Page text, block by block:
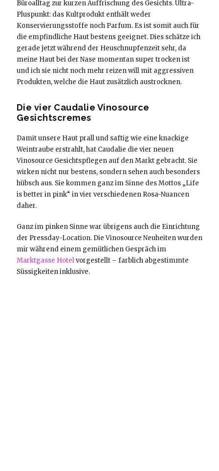
Büroalltag zur kurzen Auffrischung des Gesichts. Ultra-
Pluspunkt: das Kultprodukt enthält weder
Konservierungsstoffe noch Parfum. Es ist somit auch für
die empfindliche Haut bestens geeignet. Dies schätze ich
gerade jetzt während der Heuschnupfenzeit sehr, da
meine Haut bei der Nase momentan super trocken ist
und ich sie nicht noch mehr reizen will mit aggressiven
Produkten, welche die Haut zusätzlich austrocknen.
Die vier Caudalie Vinosource
Gesichtscremes
Damit unsere Haut prall und saftig wie eine knackige
Weintraube erstrahlt, hat Caudalie die vier neuen
Vinosource Gesichtspflegen auf den Markt gebracht. Sie
wirken nicht nur bestens, sondern sehen auch besonders
hübsch aus. Sie kommen ganz im Sinne des Mottos „Life
is better in pink“ in vier verschiedenen Rosa-Nuancen
daher.
Ganz im pinken Sinne war übrigens auch die Einrichtung
der Pressday-Location. Die Vinosource Neuheiten wurden
mir während einem gemütlichen Gespräch im
Marktgasse Hotelvorgestellt – farblich abgestimmte
Süssigkeiten inklusive.